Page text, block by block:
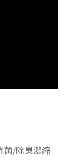
菌/除臭濃縮